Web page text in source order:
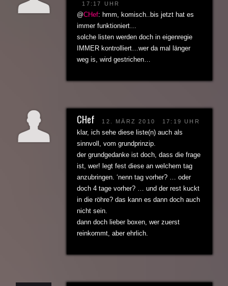
17:17 UHR
@CHef: hmm, komisch..bis jetzt hat es
immer funktioniert…
solche listen werden doch in eigenregie
IMMER kontrolliert…wer da mal länger
weg is, wird gestrichen…
CHef 12. MÄRZ 2010 17:19 UHR
klar, ich sehe diese liste(n) auch als
sinnvoll, vom grundprinzip.
der grundgedanke ist doch, dass die frage
ist, wer! legt fest diese an welchem tag
anzubringen. ‘nenn tag vorher? … oder
doch 4 tage vorher? … und der rest kuckt
in die röhre? das kann es dann doch auch
nicht sein.
dann doch lieber boxen, wer zuerst
reinkommt, aber ehrlich.